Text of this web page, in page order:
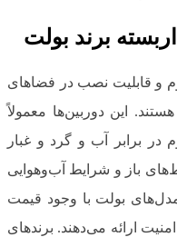
برند بولت
و قابلیت نصب در فضاهای
این دوربین‌ها معمولاً
در برابر آب و گرد و غبار
باز و شرایط آب‌وهوایی
بولت با وجود قیمت
ارائه می‌دهند. برندهای